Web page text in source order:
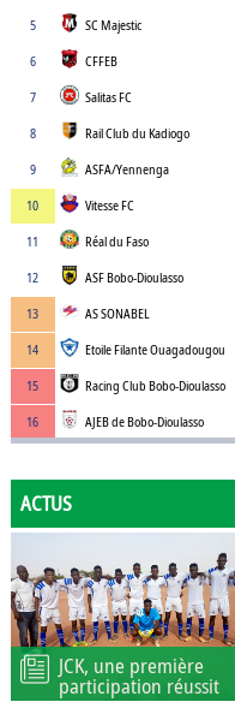
5
SC Majestic
6
CFFEB
7
Salitas FC
8
Rail Club du Kadiogo
9
ASFA/Yennenga
10
Vitesse FC
11
Réal du Faso
12
ASF Bobo-Dioulasso
13
AS SONABEL
14
Etoile Filante Ouagadougou
15
Racing Club Bobo-Dioulasso
16
AJEB de Bobo-Dioulasso
ACTUS
JCK, une première
participation réussit